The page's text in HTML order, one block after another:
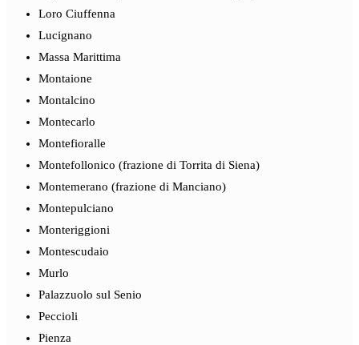
Loro Ciuffenna
Lucignano
Massa Marittima
Montaione
Montalcino
Montecarlo
Montefioralle
Montefollonico (frazione di Torrita di Siena)
Montemerano (frazione di Manciano)
Montepulciano
Monteriggioni
Montescudaio
Murlo
Palazzuolo sul Senio
Peccioli
Pienza